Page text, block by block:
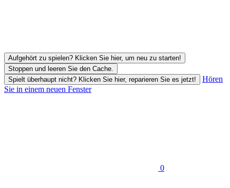
Aufgehört zu spielen? Klicken Sie hier, um neu zu starten!
Stoppen und leeren Sie den Cache.
Spielt überhaupt nicht? Klicken Sie hier, reparieren Sie es jetzt!
Hören
Sie in einem neuen Fenster
0